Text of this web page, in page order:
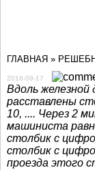
Факты
Мат. онлайн
Физ.-хим.
Форум
ГЛАВНАЯ »
2016-09-17
Вдоль железной
расставлены
10, .... Через 2
машиниста
столбик с
столбик с
проезда этого